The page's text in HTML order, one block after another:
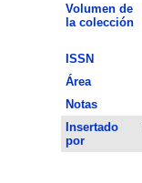
Volumen de
la colección
ISSN
Área
Notas
Insertado
por